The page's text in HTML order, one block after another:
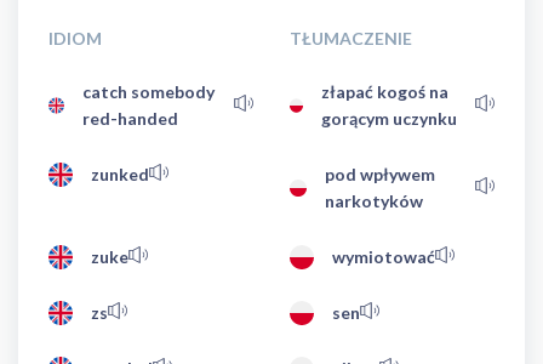
IDIOM TŁUMACZENIE
catch somebody
red-handed
złapać kogoś na
gorącym uczynku
zunked
pod wpływem
narkotyków
zuke wymiotować
zs sen